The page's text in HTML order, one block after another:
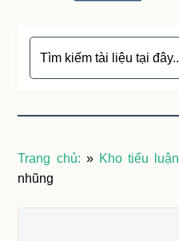
Trang chủ: » Kho tiểu luận
nhũng